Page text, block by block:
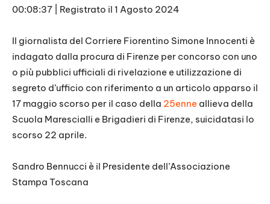
SHARE
LINK
EMBED
00:08:37
Registrato il 1 Agosto 2024
Il giornalista del Corriere Fiorentino Simone Innocenti è
indagato dalla procura di Firenze per concorso con uno
o più pubblici ufficiali di rivelazione e utilizzazione di
segreto d’ufficio con riferimento a un articolo apparso il
17 maggio scorso per il caso della 25enne allieva della
Scuola Marescialli e Brigadieri di Firenze, suicidatasi lo
scorso 22 aprile.
Sandro Bennucci è il Presidente dell’Associazione
Stampa Toscana